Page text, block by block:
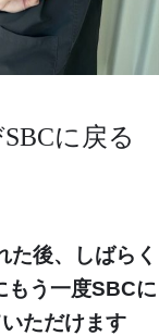
に戻る
後、しばらく
もう一度SBCに
ただけます